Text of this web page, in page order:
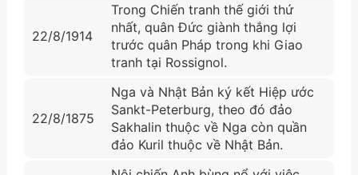
22/8/1914
Trong Chiến tranh thế giới thứ
nhất, quân Đức giành thắng lợi
trước quân Pháp trong khi Giao
tranh tại Rossignol.
22/8/1875
Nga và Nhật Bản ký kết Hiệp ước
Sankt-Peterburg, theo đó đảo
Sakhalin thuộc về Nga còn quần
đảo Kuril thuộc về Nhật Bản.